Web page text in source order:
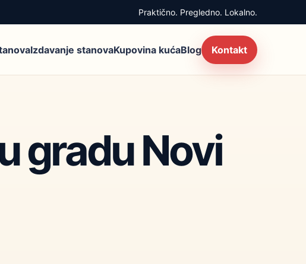
Praktično. Pregledno. Lokalno.
Izdavanje stanovaKupovina kućaBlog Kontakt
gradu Novi